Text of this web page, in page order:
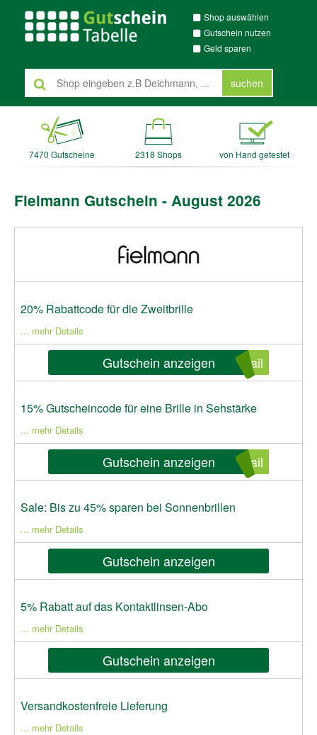
Shop auswählen
Gutschein nutzen
Geld sparen
suchen
7470 Gutscheine 2318 Shops von Hand getestet
Fielmann Gutschein - August 2026
20% Rabattcode für die Zweitbrille
... mehr Details
Gutschein anzeigen ail
15% Gutscheincode für eine Brille in Sehstärke
... mehr Details
Gutschein anzeigen ail
Sale: Bis zu 45% sparen bei Sonnenbrillen
... mehr Details
Gutschein anzeigen
5% Rabatt auf das Kontaktlinsen-Abo
... mehr Details
Gutschein anzeigen
Versandkostenfreie Lieferung
... mehr Details